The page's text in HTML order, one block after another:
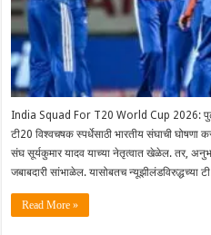
India Squad For T20 World Cup 2026:
टी20 विश्वचषक स्पर्धेसाठी भारतीय संघाची घोषणा
संघ सूर्यकुमार यादव याच्या नेतृत्वात खेळेल. तर,
जबाबदारी सांभाळेल. यासोबतच न्यूझीलंडविरुद्धच्या
Read More »